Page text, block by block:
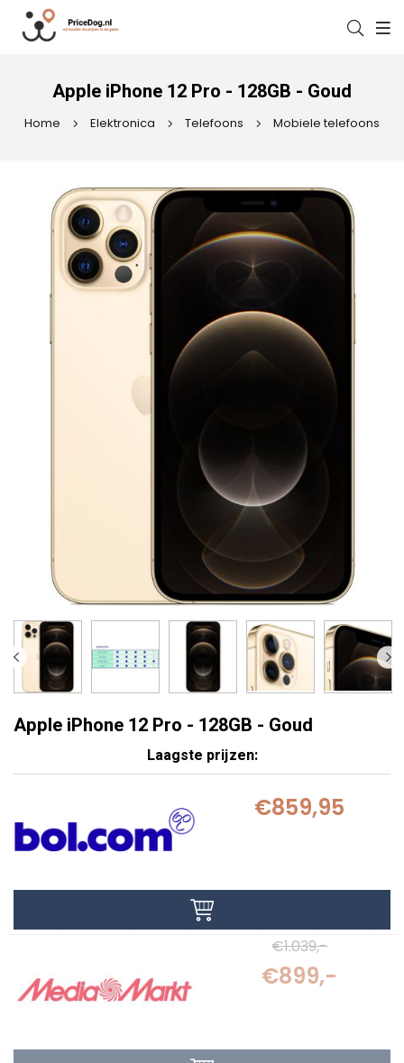
Apple iPhone 12 Pro - 128GB - Goud
Home Elektronica Telefoons Mobiele telefoons
Apple iPhone 12 Pro - 128GB - Goud
Laagste prijzen:
€859,95
€1.039,-
€899,-